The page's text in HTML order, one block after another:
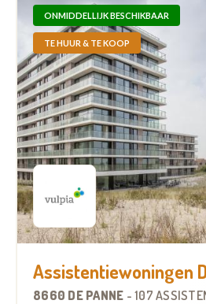
ONMIDDELLIJK BESCHIKBAAR
TE HUUR & TE KOOP
Assistentiewoningen
8660 DE PANNE - 107